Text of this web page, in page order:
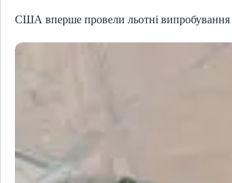
США вперше провели льотні